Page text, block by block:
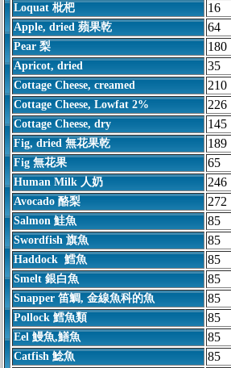
Loquat 枇杷 16
Apple, dried 蘋果乾 64
Pear 梨 180
Apricot, dried 35
Cottage Cheese, creamed 210
Cottage Cheese, Lowfat 2% 226
Cottage Cheese, dry 145
Fig, dried 無花果乾 189
Fig 無花果 65
Human Milk 人奶 246
Avocado 酪梨 272
Salmon 鮭魚 85
Swordfish 旗魚 85
Haddock 鱈魚 85
Smelt 銀白魚 85
Snapper 笛鯛, 金線魚科的魚 85
Pollock 鱈魚類 85
Eel 鰻魚,鱔魚 85
Catfish 鯰魚 85